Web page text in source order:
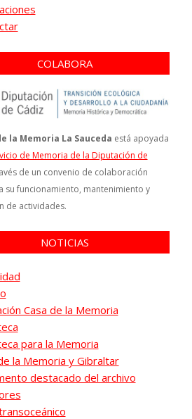
COLABORA
la Memoria La Sauceda está apoyada
de Memoria de la Diputación de
de un convenio de colaboración
su funcionamiento, mantenimiento y
de actividades.
NOTICIAS
Casa de la Memoria
para la Memoria
la Memoria y Gibraltar
destacado del archivo